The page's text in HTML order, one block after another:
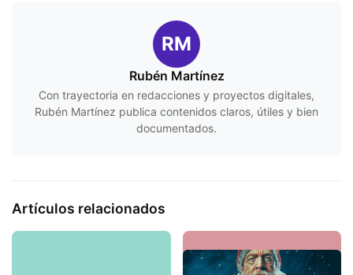
RM
Rubén Martínez
Con trayectoria en redacciones y proyectos digitales,
Rubén Martínez publica contenidos claros, útiles y bien
documentados.
Artículos relacionados